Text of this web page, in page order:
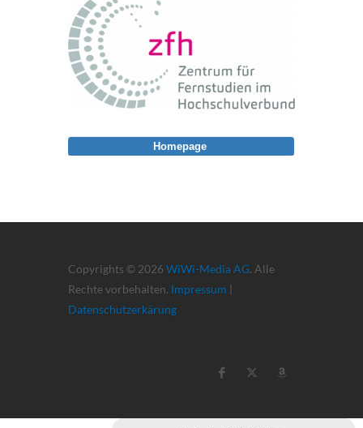
Copyrights © 2026 WiWi-Media AG. Alle
Rechte vorbehalten. Impressum |
Datenschutzerkärung
Homepage